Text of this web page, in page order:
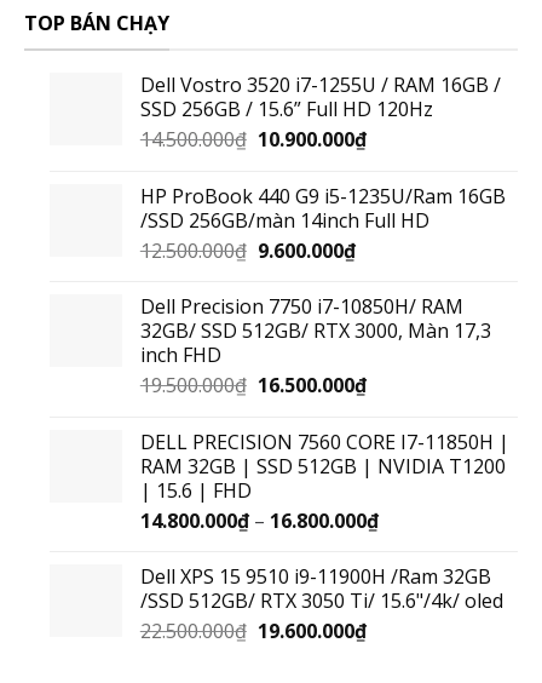
TOP BÁN CHẠY
Dell Vostro 3520 i7-1255U / RAM 16GB /
SSD 256GB / 15.6” Full HD 120Hz
14.500.000₫ 10.900.000₫
HP ProBook 440 G9 i5-1235U/Ram 16GB
/SSD 256GB/màn 14inch Full HD
12.500.000₫ 9.600.000₫
Dell Precision 7750 i7-10850H/ RAM
32GB/ SSD 512GB/ RTX 3000, Màn 17,3
inch FHD
19.500.000₫ 16.500.000₫
DELL PRECISION 7560 CORE I7-11850H |
RAM 32GB | SSD 512GB | NVIDIA T1200
| 15.6 | FHD
14.800.000₫– 16.800.000₫
Dell XPS 15 9510 i9-11900H /Ram 32GB
/SSD 512GB/ RTX 3050 Ti/ 15.6"/4k/ oled
22.500.000₫ 19.600.000₫